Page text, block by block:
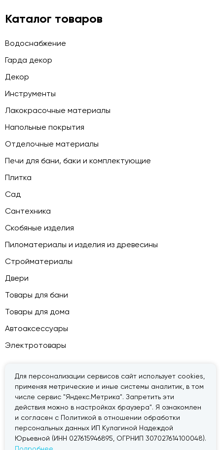
Для персонализации сервисов сайт использует cookies,
применяя метрические и иные системы аналитик, в том
числе сервис "Яндекс.Метрика". Запретить эти
действия можно в настройках браузера". Я ознакомлен
и согласен с Политикой в отношении обработки
персональных данных ИП Кулагиной Надеждой
Юрьевной (ИНН 027615946895, ОГРНИП 307027614100048).
Каталог товаров
Водоснабжение
Гарда декор
Декор
Инструменты
Лакокрасочные материалы
Напольные покрытия
Отделочные материалы
Печи для бани, баки и комплектующие
Плитка
Сад
Сантехника
Скобяные изделия
Пиломатериалы и изделия из древесины
Стройматериалы
Двери
Товары для бани
Товары для дома
Автоаксессуары
Электротовары
© 2026 — «Дачник».Правовая информация